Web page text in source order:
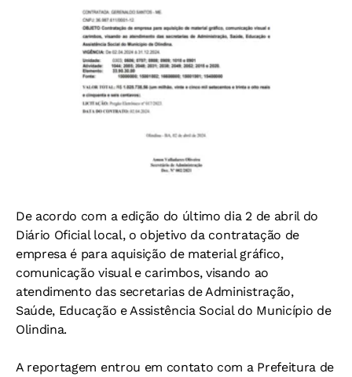
De acordo com a edição do último dia 2 de abril do
Diário Oficial local, o objetivo da contratação de
empresa é para aquisição de material gráfico,
comunicação visual e carimbos, visando ao
atendimento das secretarias de Administração,
Saúde, Educação e Assistência Social do Município de
Olindina.
A reportagem entrou em contato com a Prefeitura de